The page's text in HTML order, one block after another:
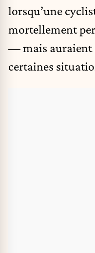
lorsqu’une
mortellement
— mais auraient
certaines